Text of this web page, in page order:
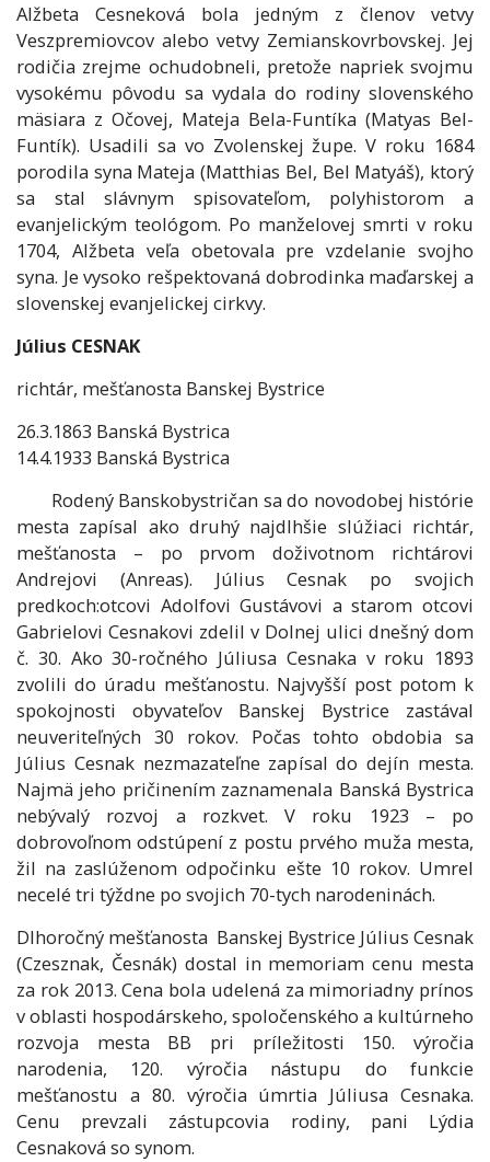
Alžbeta Cesneková bola jedným z členov vetvy
Veszpremiovcov alebo vetvy Zemianskovrbovskej. Jej
rodičia zrejme ochudobneli, pretože napriek svojmu
vysokému pôvodu sa vydala do rodiny slovenského
mäsiara z Očovej, Mateja Bela-Funtíka (Matyas Bel-
Funtík). Usadili sa vo Zvolenskej župe. V roku 1684
porodila syna Mateja (Matthias Bel, Bel Matyáš), ktorý
sa stal slávnym spisovateľom, polyhistorom a
evanjelickým teológom. Po manželovej smrti v roku
1704, Alžbeta veľa obetovala pre vzdelanie svojho
syna. Je vysoko rešpektovaná dobrodinka maďarskej a
slovenskej evanjelickej cirkvy.
Július CESNAK
richtár, mešťanosta Banskej Bystrice
26.3.1863 Banská Bystrica
14.4.1933 Banská Bystrica
Rodený Banskobystričan sa do novodobej histórie
mesta zapísal ako druhý najdlhšie slúžiaci richtár,
mešťanosta – po prvom doživotnom richtárovi
Andrejovi (Anreas). Július Cesnak po svojich
predkoch:otcovi Adolfovi Gustávovi a starom otcovi
Gabrielovi Cesnakovi zdelil v Dolnej ulici dnešný dom
č. 30. Ako 30-ročného Júliusa Cesnaka v roku 1893
zvolili do úradu mešťanostu. Najvyšší post potom k
spokojnosti obyvateľov Banskej Bystrice zastával
neuveriteľných 30 rokov. Počas tohto obdobia sa
Július Cesnak nezmazateľne zapísal do dejín mesta.
Najmä jeho pričinením zaznamenala Banská Bystrica
nebývalý rozvoj a rozkvet. V roku 1923 – po
dobrovoľnom odstúpení z postu prvého muža mesta,
žil na zaslúženom odpočinku ešte 10 rokov. Umrel
necelé tri týždne po svojich 70-tych narodeninách.
Dlhoročný mešťanosta Banskej Bystrice Július Cesnak
(Czesznak, Česnák) dostal in memoriam cenu mesta
za rok 2013. Cena bola udelená za mimoriadny prínos
v oblasti hospodárskeho, spoločenského a kultúrneho
rozvoja mesta BB pri príležitosti 150. výročia
narodenia, 120. výročia nástupu do funkcie
mešťanostu a 80. výročia úmrtia Júliusa Cesnaka.
Cenu prevzali zástupcovia rodiny, pani Lýdia
Cesnaková so synom.